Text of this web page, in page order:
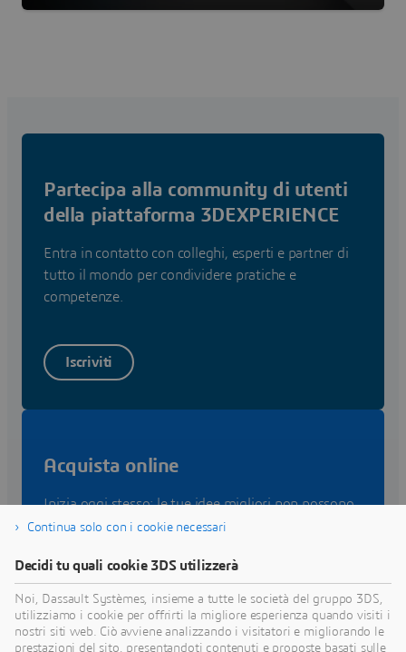
Partecipa alla community di utenti
della piattaforma 3DEXPERIENCE
Entra in contatto con colleghi, esperti e partner di
tutto il mondo per condividere pratiche e
competenze.
Iscriviti
Acquista online
Inizia oggi stesso: le tue idee migliori non possono
aspettare. Trasformale in realtà sulla
Acquista
Continua solo con i cookie necessari
Decidi tu quali cookie 3DS utilizzerà
Noi, Dassault Systèmes, insieme a tutte le società del gruppo 3DS,
utilizziamo i cookie per offrirti la migliore esperienza quando visiti i
nostri siti web. Ciò avviene analizzando i visitatori e migliorando le
prestazioni del sito, presentandoti contenuti e proposte basati sulle